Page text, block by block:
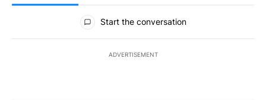
All Comments
Start the conversation
ADVERTISEMENT